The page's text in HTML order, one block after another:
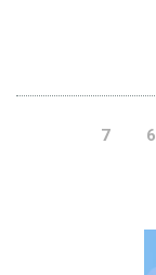
6
7